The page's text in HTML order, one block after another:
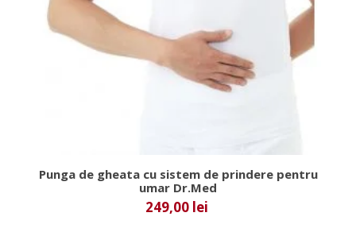
Punga de gheata cu sistem de prindere pentru
umar Dr.Med
249,00 lei